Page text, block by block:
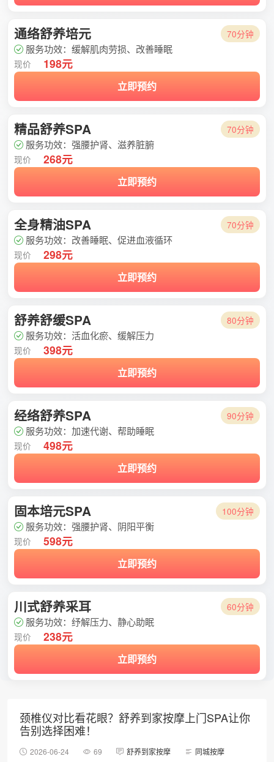
通络舒养培元 70分钟
服务功效：缓解肌肉劳损、改善睡眠
现价 198元
立即预约
精品舒养SPA 70分钟
服务功效：强腰护肾、滋养脏腑
现价 268元
立即预约
全身精油SPA 70分钟
服务功效：改善睡眠、促进血液循环
现价 298元
立即预约
舒养舒缓SPA 80分钟
服务功效：活血化瘀、缓解压力
现价 398元
立即预约
经络舒养SPA 90分钟
服务功效：加速代谢、帮助睡眠
现价 498元
立即预约
固本培元SPA 100分钟
服务功效：强腰护肾、阴阳平衡
现价 598元
立即预约
川式舒养采耳 60分钟
服务功效：纾解压力、静心助眠
现价 238元
立即预约
颈椎仪对比看花眼？舒养到家按摩上门SPA让你
告别选择困难！
2026-06-24 69 舒养到家按摩 同城按摩